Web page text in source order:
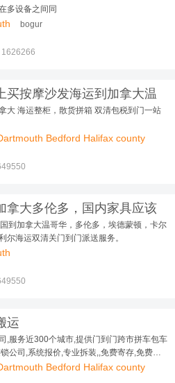
多设备之间同
bogur
1626266
买按摩沙发海运到加拿大温
到朋友追着问
海运整柜，散货拼箱 双清包税到门一站
Bedford Halifax county
拿大多伦多，国内家具应该
海运到加拿大?
到加拿大温哥华，多伦多，埃德蒙顿，卡尔
尔海运双清关门到门派送服务。
运
,服务近300个城市,提供门到门跨市拼车包车
公司,系统报价,专业拆装,,免费寄存,免费评
Bedford Halifax county